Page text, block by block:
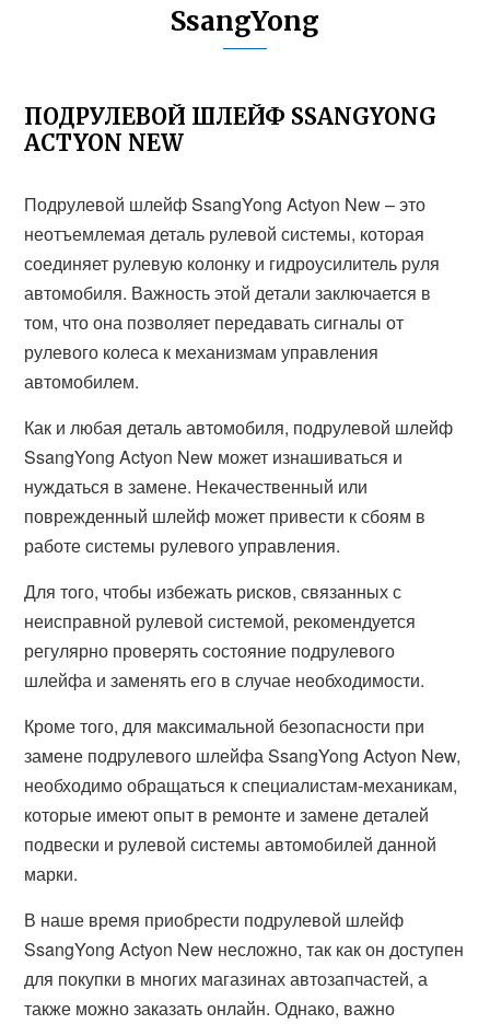
SsangYong
ПОДРУЛЕВОЙ ШЛЕЙФ SSANGYONG
ACTYON NEW
Подрулевой шлейф SsangYong Actyon New – это
неотъемлемая деталь рулевой системы, которая
соединяет рулевую колонку и гидроусилитель руля
автомобиля. Важность этой детали заключается в
том, что она позволяет передавать сигналы от
рулевого колеса к механизмам управления
автомобилем.
Как и любая деталь автомобиля, подрулевой шлейф
SsangYong Actyon New может изнашиваться и
нуждаться в замене. Некачественный или
поврежденный шлейф может привести к сбоям в
работе системы рулевого управления.
Для того, чтобы избежать рисков, связанных с
неисправной рулевой системой, рекомендуется
регулярно проверять состояние подрулевого
шлейфа и заменять его в случае необходимости.
Кроме того, для максимальной безопасности при
замене подрулевого шлейфа SsangYong Actyon New,
необходимо обращаться к специалистам-механикам,
которые имеют опыт в ремонте и замене деталей
подвески и рулевой системы автомобилей данной
марки.
В наше время приобрести подрулевой шлейф
SsangYong Actyon New несложно, так как он доступен
для покупки в многих магазинах автозапчастей, а
также можно заказать онлайн. Однако, важно